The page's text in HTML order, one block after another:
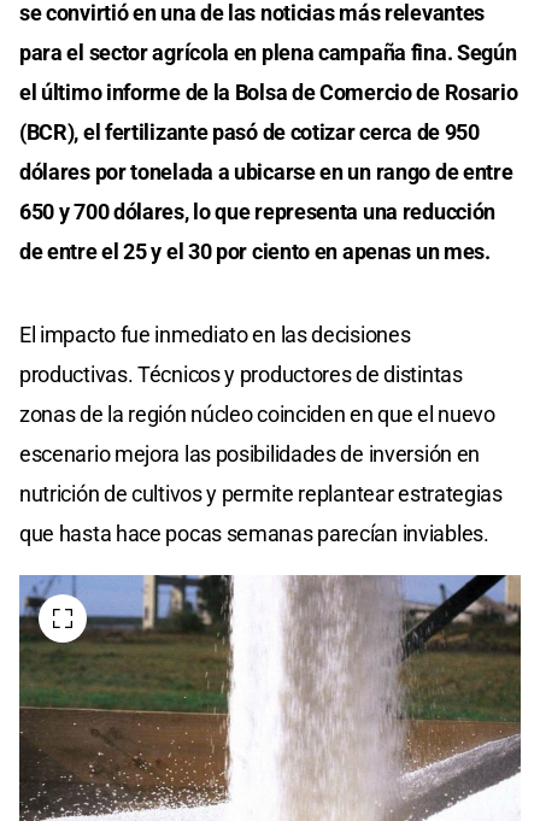
se convirtió en una de las noticias más relevantes
para el sector agrícola en plena campaña fina. Según
el último informe de la Bolsa de Comercio de Rosario
(BCR), el fertilizante pasó de cotizar cerca de 950
dólares por tonelada a ubicarse en un rango de entre
650 y 700 dólares, lo que representa una reducción
de entre el 25 y el 30 por ciento en apenas un mes.
El impacto fue inmediato en las decisiones
productivas. Técnicos y productores de distintas
zonas de la región núcleo coinciden en que el nuevo
escenario mejora las posibilidades de inversión en
nutrición de cultivos y permite replantear estrategias
que hasta hace pocas semanas parecían inviables.